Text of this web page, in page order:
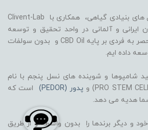
ما با بهره گیری از سلول های بنیادی گیاهی، همکاری با Clivent-Lab
و آلمانی در واحد تحقیق و توسعه
(R&D)، فرمولاسیون منحصر به فردی بر پایه CBD Oil و بدون سولفات
داده ایم.
شامپوها و شوینده های نسل پنجم با نام
پدور (PEDOR)
است که
هدیه می دهد.
و دیگر برندها را بدون واسطه و از طریق